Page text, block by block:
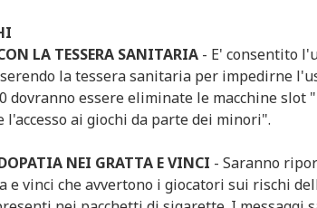
LA TESSERA SANITARIA - E' consentito
la tessera sanitaria per impedirne
dovranno essere eliminate le macchine slot
l'accesso ai giochi da parte dei minori".
NEI GRATTA E VINCI - Saranno
e vinci che avvertono i giocatori sui rischi